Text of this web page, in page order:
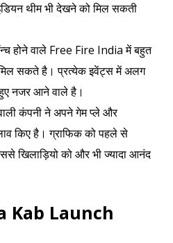
थीम भी देखने को मिल सकती
होने वाले Free Fire India में बहुत
सकते है। प्रत्येक इवेंट्स में अलग
नजर आने वाले है।
कंपनी ने अपने गेम प्ले और
किए है। ग्राफिक को पहले से
खिलाड़ियो को और भी ज्यादा आनंद
Kab Launch